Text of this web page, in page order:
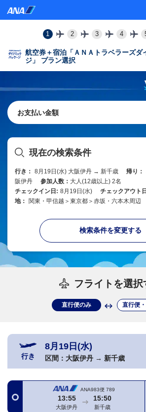
1 2 3 4
航空券＋宿泊「ＡＮＡトラベラーズダ
ジ」 プラン選択
お支払い金額
現在の検索条件
行き： 8月19日(水) 大阪伊丹 → 新千歳 帰り：
阪伊丹
参加人数： 大人(12歳以上) 2名
チェックイン日: 8月19日(水) チェックアウト
地：
関東・甲信越＞東京都＞赤坂・六本木周辺
検索条件を変更する
フライトを選択
直行便のみ 直行便
行き
8月19日(水)
区間： 大阪伊丹 → 新千歳
ANA983便 789
13:55
大阪伊丹
15:50
新千歳